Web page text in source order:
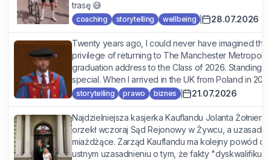
trasę 😅
coaching storytelling wellbeing 28.07.2026
Twenty years ago, I could never have imagined this
privilege of returning to The Manchester
graduation address to the Class of 2026. Standing
special. When I arrived in the UK from Poland in
storytelling prawo biznes 21.07.2026
Najdzielniejsza kasjerka Kauflandu Jolanta
orzekł wczoraj Sąd Rejonowy w Żywcu, a
miażdżące. Zarząd Kauflandu ma kolejny powód do
ustnym uzasadnieniu o tym, że fakty